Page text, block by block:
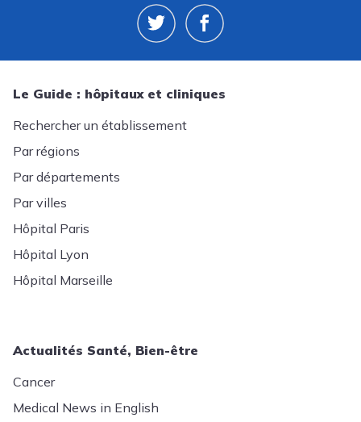
Le Guide : hôpitaux et cliniques
Rechercher un établissement
Par régions
Par départements
Par villes
Hôpital Paris
Hôpital Lyon
Hôpital Marseille
Actualités Santé, Bien-être
Cancer
Medical News in English